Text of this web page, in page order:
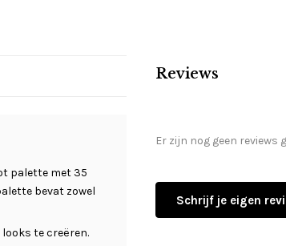
palette met 35
bevat zowel
te creëren.
Reviews
Er zijn nog geen
Schrijf je eigen